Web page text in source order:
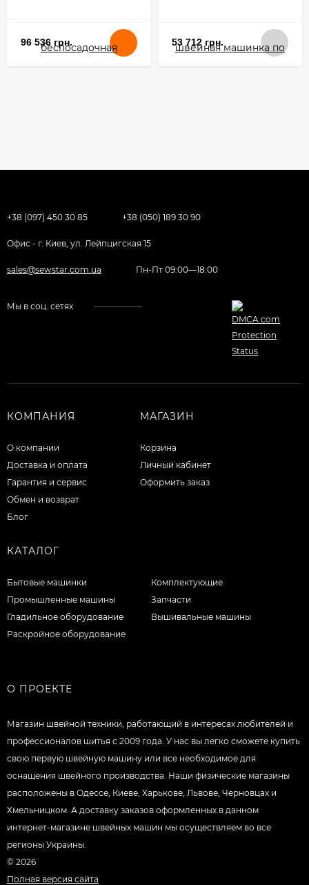
96 536 грн. 53 712 грн.
+38 (097) 450 30 85 +38 (050) 189 30 90
Офис - г. Киев, ул. Лейпцигская 15
sales@sewstar.com.ua Пн-Пт 09:00—18:00
Мы в соц. сетях
КОМПАНИЯ
О компании
Доставка и оплата
Гарантия и сервис
Обмен и возврат
Блог
МАГАЗИН
Корзина
Личный кабинет
Оформить заказ
КАТАЛОГ
Бытовые машинки
Промышленные машины
Гладильное оборудование
Раскройное оборудование
Комплектующие
Запчасти
Вышивальные машины
О ПРОЕКТЕ
Магазин швейной техники, работающий в интересах любителей и
профессионалов шитья с 2009 года. У нас вы легко сможете купить
свою первую швейную машину или все необходимое для
оснащения швейного производства. Наши физические магазины
расположены в Одессе, Киеве, Харькове, Львове, Черновцах и
Хмельницком. А доставку заказов оформленных в данном
интернет-магазине швейных машин мы осуществляем во все
регионы Украины.
© 2026
Полная версия сайта